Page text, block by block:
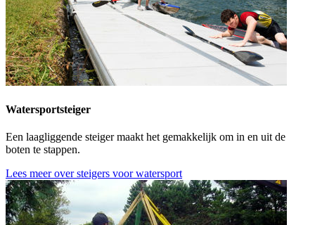
Watersportsteiger
Een laagliggende steiger maakt het gemakkelijk om in en uit de
boten te stappen.
Lees meer over steigers voor watersport